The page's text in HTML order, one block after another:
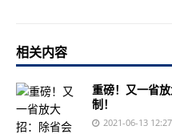
相关内容
重磅！又一省
制！
2021-06-13